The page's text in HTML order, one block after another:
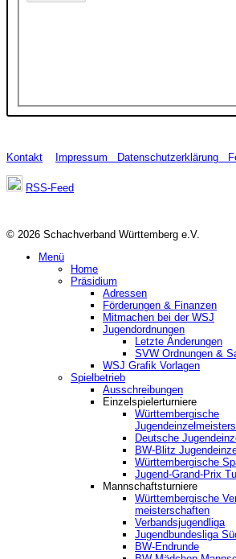
Kontakt Impressum Datenschutzerklärung
RSS-Feed
© 2026 Schachverband Württemberg e.V.
Menü
Home
Präsidium
Adressen
Förderungen & Finanzen
Mitmachen bei der WSJ
Jugendordnungen
Letzte Änderungen
SVW Ordnungen &
WSJ Grafik Vorlagen
Spielbetrieb
Ausschreibungen
Einzelspielerturniere
Württembergische
Deutsche
BW-Blitz
Württembergische
Jugend-Grand-Prix
Mannschaftsturniere
Württembergische
meisterschaften
Verbandsjugendliga
Jugendbundesliga
BW-Endrunde